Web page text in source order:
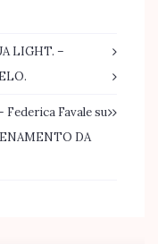
LIGHT. –
Federica Favalesu
DA